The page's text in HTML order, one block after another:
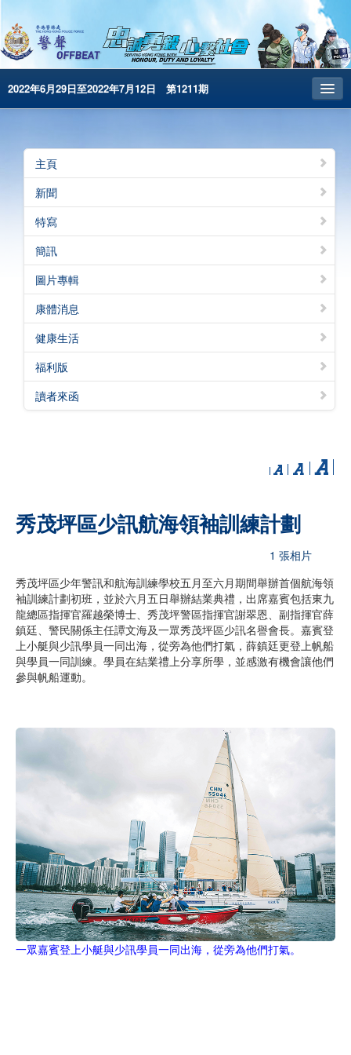
2022年6月29日至2022年7月12日 第1211期
昔日警聲
警務處主頁
简体版
English
電子書版
警聲特刊
主頁
新聞
特寫
簡訊
圖片專輯
康體消息
健康生活
福利版
讀者來函
秀茂坪區少訊航海領袖訓練計劃
1 張相片
秀茂坪區少年警訊和航海訓練學校五月至六月期間舉辦首個航海領
袖訓練計劃初班，並於六月五日舉辦結業典禮，出席嘉賓包括東九
龍總區指揮官羅越榮博士、秀茂坪警區指揮官謝翠恩、副指揮官薛
鎮廷、警民關係主任譚文海及一眾秀茂坪區少訊名譽會長。嘉賓登
上小艇與少訊學員一同出海，從旁為他們打氣，薛鎮廷更登上帆船
與學員一同訓練。學員在結業禮上分享所學，並感激有機會讓他們
參與帆船運動。
一眾嘉賓登上小艇與少訊學員一同出海，從旁為他們打氣。